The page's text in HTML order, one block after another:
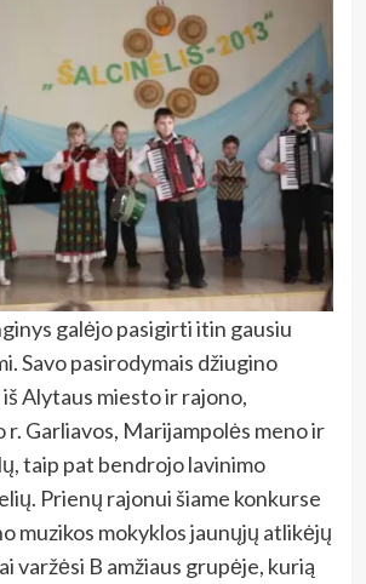
galėjo pasigirti itin gausiu
Savo pasirodymais džiugino
Alytaus miesto ir rajono,
r. Garliavos, Marijampolės meno ir
taip pat bendrojo lavinimo
Prienų rajonui šiame konkurse
muzikos mokyklos jaunųjų atlikėjų
varžėsi B amžiaus grupėje, kurią